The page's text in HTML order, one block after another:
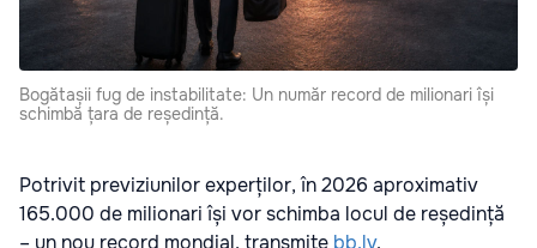
Bogătașii fug de instabilitate: Un număr record de milionari își
schimbă țara de reședință.
Potrivit previziunilor experților, în 2026 aproximativ
165.000 de milionari își vor schimba locul de reședință
– un nou record mondial, transmite bb.lv.